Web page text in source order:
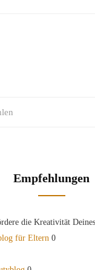
Empfehlungen
die Kreativität
für Eltern 0